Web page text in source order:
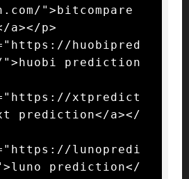
">bitcompare
a></p>
huobipred
prediction
xtpredict
prediction</a></
lunopredi
prediction</